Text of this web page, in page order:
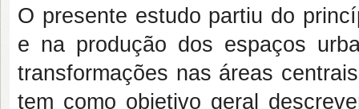
O presente estudo partiu do
e na produção dos espaços
transformações nas áreas
tem como objetivo geral